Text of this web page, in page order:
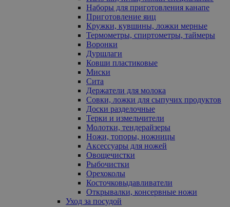
Наборы для приготовления канапе
Приготовление яиц
Кружки, кувшины, ложки мерные
Термометры, спиртометры, таймеры
Воронки
Дуршлаги
Ковши пластиковые
Миски
Сита
Держатели для молока
Совки, ложки для сыпучих продуктов
Доски разделочные
Терки и измельчители
Молотки, тендерайзеры
Ножи, топоры, ножницы
Аксессуары для ножей
Овощечистки
Рыбочистки
Орехоколы
Косточковыдавливатели
Открывалки, консервные ножи
Уход за посудой